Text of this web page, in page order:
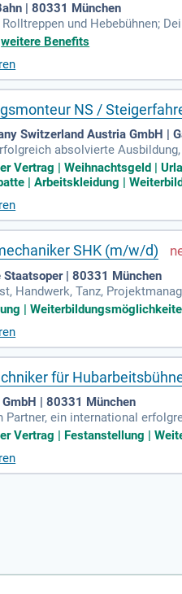
| 80331 München
Rolltreppen und Hebebühnen;
Installation und
weitere Benefits
NS /
Switzerland Austria GmbH |
absolvierte
Klasse C oder höher ist
Vertrag | Weihnachtsgeld |
| Arbeitskleidung |
SHK (m/w/d)
Staatsoper | 80331 München
Handwerk, Tanz,
Staatsoper ist so vielfältig
|
für
| 80331 München
Partner, ein international
& Ladekrane
Vertrag | Festanstellung |